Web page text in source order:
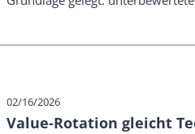
02/16/2026
Value-Rotation gleicht